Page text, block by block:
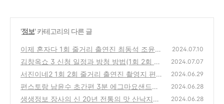
'정보' 카테고리의 다른 글
이제 혼자다 1회 줄거리 출연진 최동석 조윤희
재방송 ott
(0)
2024.07.10
김창옥쇼 3 신청 일정과 방청 방법(1회 2회 3
회 4회) 2024년 7월
(0)
2024.07.07
서진이네2 1회 2회 줄거리 출연진 촬영지 편성
표 ott
(0)
2024.06.29
편스토랑 남윤수 초간편 3분 에그마요샌드위
치 만들기
(0)
2024.06.28
생생정보 장사의 신 20년 전통의 맛 산낙지볶
2024.06.28